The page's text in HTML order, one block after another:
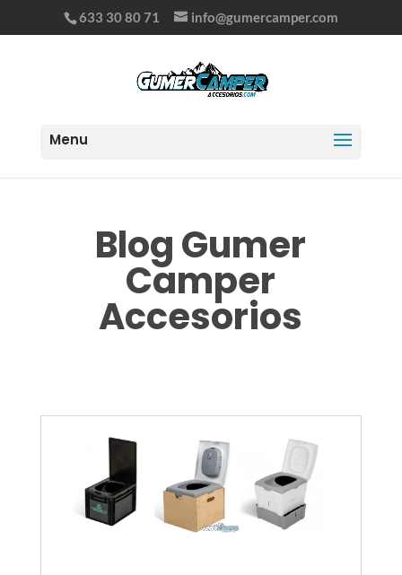
633 30 80 71 info@gumercamper.com
Blog Gumer
Camper
Accesorios